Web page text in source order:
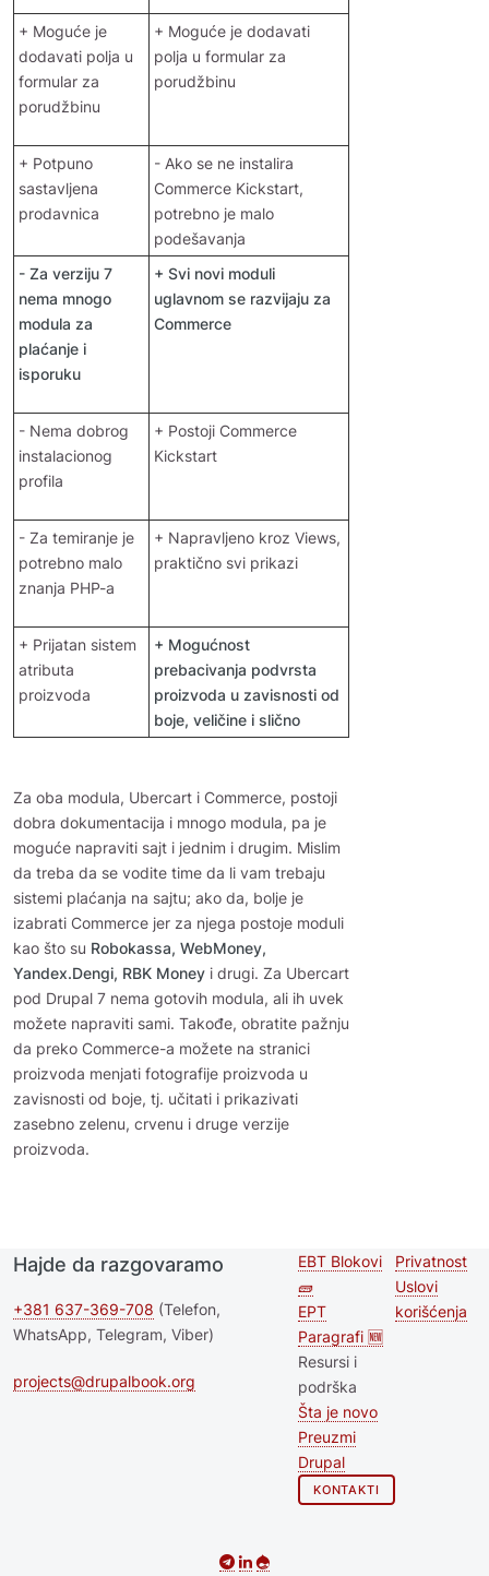
+ Moguće je
dodavati polja u
formular za
porudžbinu
+ Moguće je dodavati
polja u formular za
porudžbinu
+ Potpuno
sastavljena
prodavnica
- Ako se ne instalira
Commerce Kickstart,
potrebno je malo
podešavanja
- Za verziju 7
nema mnogo
modula za
plaćanje i
isporuku
+ Svi novi moduli
uglavnom se razvijaju za
Commerce
- Nema dobrog
instalacionog
profila
+ Postoji Commerce
Kickstart
- Za temiranje je
potrebno malo
znanja PHP-a
+ Napravljeno kroz Views,
praktično svi prikazi
+ Prijatan sistem
atributa
proizvoda
+ Mogućnost
prebacivanja podvrsta
proizvoda u zavisnosti od
boje, veličine i slično
Za oba modula, Ubercart i Commerce, postoji
dobra dokumentacija i mnogo modula, pa je
moguće napraviti sajt i jednim i drugim. Mislim
da treba da se vodite time da li vam trebaju
sistemi plaćanja na sajtu; ako da, bolje je
izabrati Commerce jer za njega postoje moduli
kao što su Robokassa, WebMoney,
Yandex.Dengi, RBK Money i drugi. Za Ubercart
pod Drupal 7 nema gotovih modula, ali ih uvek
možete napraviti sami. Takođe, obratite pažnju
da preko Commerce-a možete na stranici
proizvoda menjati fotografije proizvoda u
zavisnosti od boje, tj. učitati i prikazivati
zasebno zelenu, crvenu i druge verzije
proizvoda.
Hajde da razgovaramo
+381 637-369-708 (Telefon,
WhatsApp, Telegram, Viber)
projects@drupalbook.org
Second
footer
menu
EBT Blokovi
🧱
EPT
Paragrafi 🆕
Resursi i
podrška
Šta je novo
Preuzmi
Drupal
KONTAKTI
Footer
Privatnost
Uslovi
korišćenja